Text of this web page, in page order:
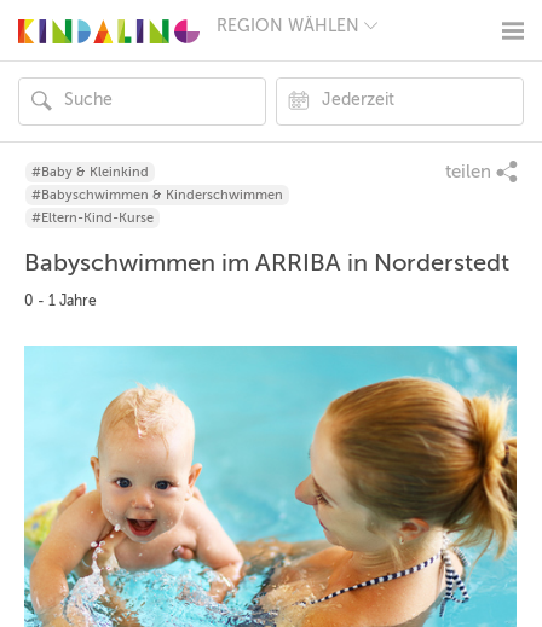
REGION WÄHLEN
MÜNCHEN
HAMBURG
FRANKFURT
KÖLN
STUTTGART
LEIPZIG
#Baby & Kleinkind
#Babyschwimmen & Kinderschwimmen
#Eltern-Kind-Kurse
teilen
Babyschwimmen im ARRIBA in Norderstedt
0 - 1 Jahre